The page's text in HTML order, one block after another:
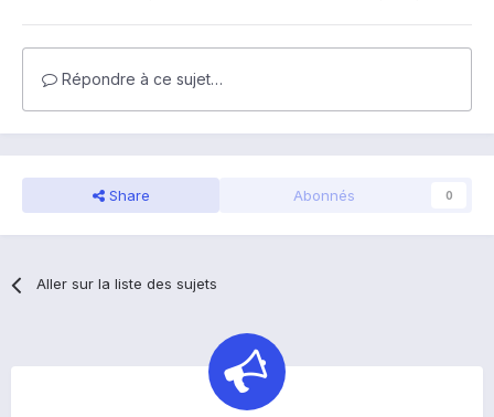
Répondre à ce sujet…
Share Abonnés 0
Aller sur la liste des sujets